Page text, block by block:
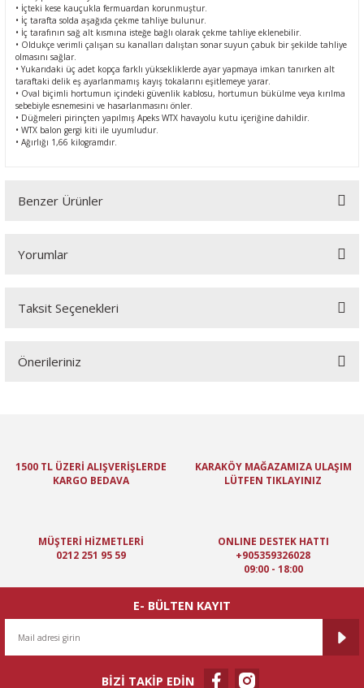
• İçteki kese kauçukla fermuardan korunmuştur.
• İç tarafta solda aşağıda çekme tahliye bulunur.
• İç tarafının sağ alt kısmına isteğe bağlı olarak çekme tahliye eklenebilir.
• Oldukçe verimli çalışan su kanalları dalıştan sonar suyun çabuk bir şekilde tahliye
olmasını sağlar.
• Yukarıdaki üç adet kopça farklı yüksekliklerde ayar yapmaya imkan tanırken alt
taraftaki delik eş ayarlanmamış kayış tokalarını eşitlemeye yarar.
• Oval biçimli hortumun içindeki güvenlik kablosu, hortumun bükülme veya kırılma
sebebiyle esnemesini ve hasarlanmasını önler.
• Düğmeleri pirinçten yapılmış Apeks WTX havayolu kutu içeriğine dahildir.
• WTX balon gergi kiti ile uyumludur.
• Ağırlığı 1,66 kilogramdır.
Benzer Ürünler
Yorumlar
Taksit Seçenekleri
Önerileriniz
Ürün resmi kalitesiz, bozuk veya görüntülenemiyor.
Ürün bilgilerinde hatalar bulunuyor.
Ürün fiyatı diğer sitelerden daha pahalı.
Gönder
1500 TL ÜZERİ ALIŞVERİŞLERDE
KARGO BEDAVA
KARAKÖY MAĞAZAMIZA ULAŞIM
LÜTFEN TIKLAYINIZ
MÜŞTERİ HİZMETLERİ
0212 251 95 59
ONLINE DESTEK HATTI
+905359326028
09:00 - 18:00
E- BÜLTEN KAYIT
BİZİ TAKİP EDİN